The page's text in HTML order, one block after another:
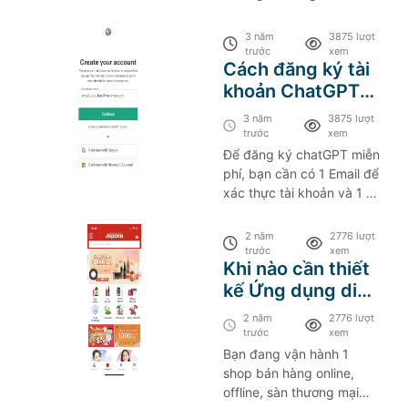
gì, ChatGPT cũng sẽ hỗ
trợ bạn hoàn thành tốt
công việc một cách nhanh
nhất, và hiệu quả cao.
3 năm
trước
3875 lượt
xem
Cách đăng ký tài
khoản ChatGPT
miễn phí
3 năm
trước
3875 lượt
xem
Để đăng ký chatGPT miễn
phí, bạn cần có 1 Email để
xác thực tài khoản và 1 số
ChatGPT đang cung cấp
dịch vụ.
2 năm
trước
2776 lượt
xem
Khi nào cần thiết
kế Ứng dụng di
động cho shop
bán hàng?
2 năm
trước
2776 lượt
xem
Bạn đang vận hành 1
shop bán hàng online,
offline, sàn thương mại